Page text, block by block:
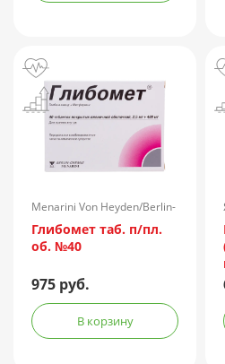
Menarini Von Heyden/Berlin-
Chemie/Германия
Глибомет таб. п/пл.
об. №40
975 руб.
В корзину